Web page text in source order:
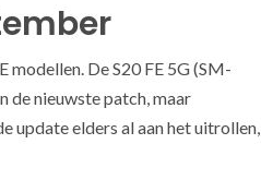
De S20 FE 5G (SM-
nieuwste patch, maar
update elders al aan het uitrollen,